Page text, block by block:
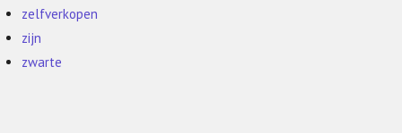
zelfverkopen
zijn
zwarte